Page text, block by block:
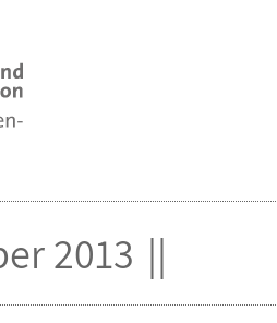
2013